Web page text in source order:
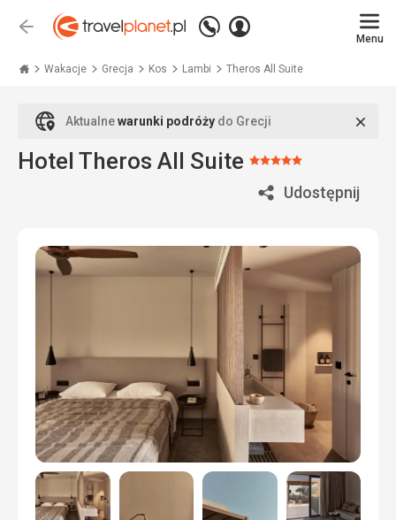
Wstecz
Zadzwoń
+48
771
Zaloguj
Menu
Wakacje Grecja Kos Lambi Theros All Suite
Aktualnewarunki podróży do Grecji
Hotel Theros All Suite Ocena:
5/5 Udostępnij